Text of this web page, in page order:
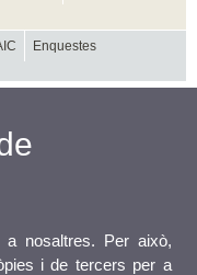
Enquestes
nosaltres. Per això,
i de tercers per a